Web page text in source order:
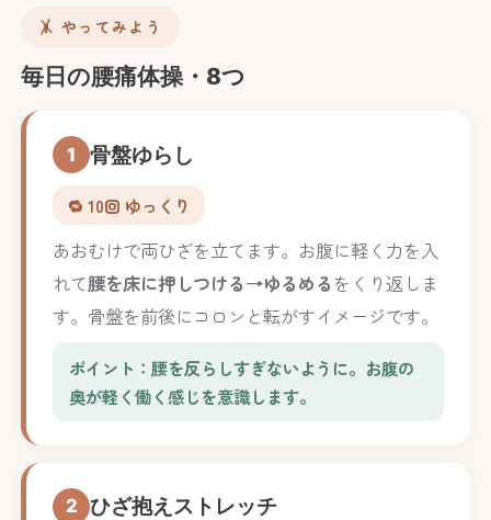
🤸 やってみよう
毎日の腰痛体操・8つ
1 骨盤ゆらし
🔁 10回 ゆっくり
あおむけで両ひざを立てます。お腹に軽く力を入
れて腰を床に押しつける→ゆるめる をくり返しま
す。骨盤を前後にコロンと転がすイメージです。
ポイント：腰を反らしすぎないように。お腹の
奥が軽く働く感じを意識します。
2 ひざ抱えストレッチ